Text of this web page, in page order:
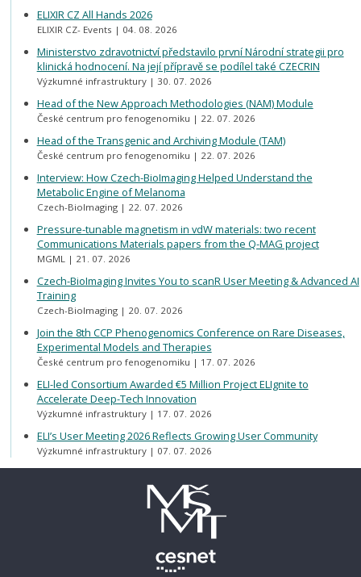
ELIXIR CZ All Hands 2026
ELIXIR CZ- Events 04. 08. 2026
Ministerstvo zdravotnictví představilo první Národní strategii pro
klinická hodnocení. Na její přípravě se podílel také CZECRIN
Výzkumné infrastruktury 30. 07. 2026
Head of the New Approach Methodologies (NAM) Module
České centrum pro fenogenomiku 22. 07. 2026
Head of the Transgenic and Archiving Module (TAM)
České centrum pro fenogenomiku 22. 07. 2026
Interview: How Czech-BioImaging Helped Understand the
Metabolic Engine of Melanoma
Czech-BioImaging 22. 07. 2026
Pressure-tunable magnetism in vdW materials: two recent
Communications Materials papers from the Q-MAG project
MGML 21. 07. 2026
Czech-BioImaging Invites You to scanR User Meeting & Advanced AI
Training
Czech-BioImaging 20. 07. 2026
Join the 8th CCP Phenogenomics Conference on Rare Diseases,
Experimental Models and Therapies
České centrum pro fenogenomiku 17. 07. 2026
ELI-led Consortium Awarded €5 Million Project ELIgnite to
Accelerate Deep-Tech Innovation
Výzkumné infrastruktury 17. 07. 2026
ELI’s User Meeting 2026 Reflects Growing User Community
Výzkumné infrastruktury 07. 07. 2026